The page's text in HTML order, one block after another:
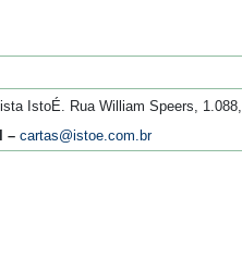
IstoÉ. Rua William Speers, 1.088,
– cartas@istoe.com.br